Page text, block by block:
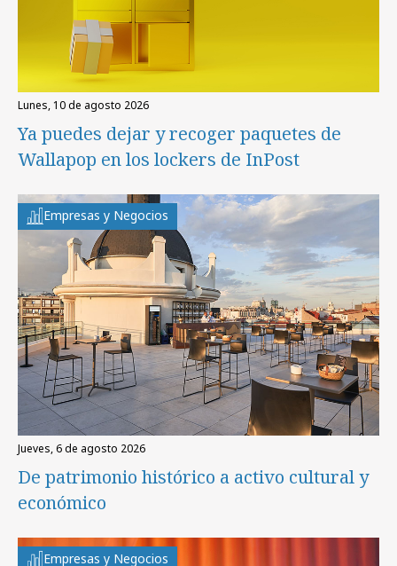
lunes, 10 de agosto 2026
Ya puedes dejar y recoger paquetes de
Wallapop en los lockers de InPost
Empresas y Negocios
jueves, 6 de agosto 2026
De patrimonio histórico a activo cultural y
económico
Empresas y Negocios